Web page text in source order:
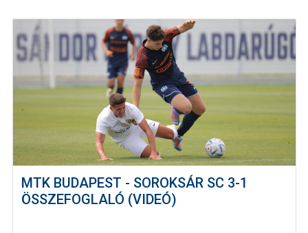
MTK BUDAPEST - SOROKSÁR SC 3-1
ÖSSZEFOGLALÓ (VIDEÓ)